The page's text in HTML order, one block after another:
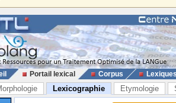
Portail lexical Corpus
Lexicographie Etymologie